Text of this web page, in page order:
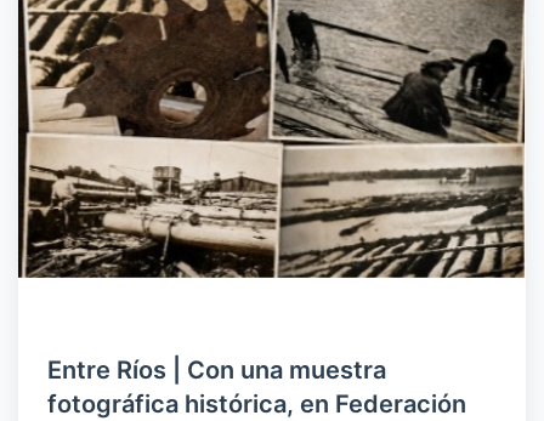
Entre Ríos | Con una muestra
fotográfica histórica, en Federación